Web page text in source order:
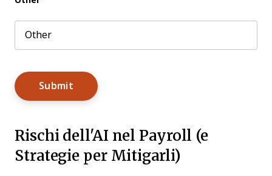
Rischi dell'AI nel Payroll (e
Strategie per Mitigarli)